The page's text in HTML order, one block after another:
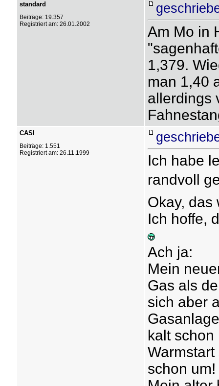
standard
Beiträge: 19.357
Registriert am: 26.01.2002
Am Mo in
1,379.
man 1,40
allerdings
CASI
Beiträge: 1.551
Registriert am: 26.11.1999
Ich habe
randvoll
Okay,
Ich hoffe,
Ach ja:
Mein
Gas als
sich aber
kalt
schon um!